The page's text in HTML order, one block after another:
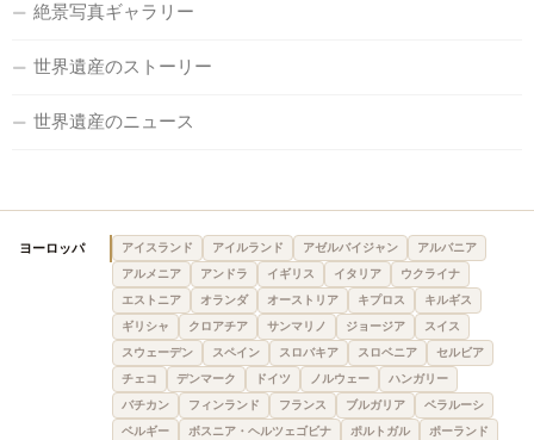
絶景写真ギャラリー
世界遺産のストーリー
世界遺産のニュース
ヨーロッパ アイスランド アイルランド アゼルバイジャン
アルバニア
アルメニア
アンドラ イギリス イタリア
ウクライナ
エストニア
オランダ オーストリア キプロス
キルギス
ギリシャ
クロアチア サンマリノ ジョージア
スイス
スウェーデン
スペイン スロバキア スロベニア
セルビア
チェコ
デンマーク ドイツ ノルウェー
ハンガリー
バチカン
フィンランド フランス ブルガリア
ベラルーシ
ベルギー
ボスニア・ヘルツェゴビナ ポルトガル
ポーランド